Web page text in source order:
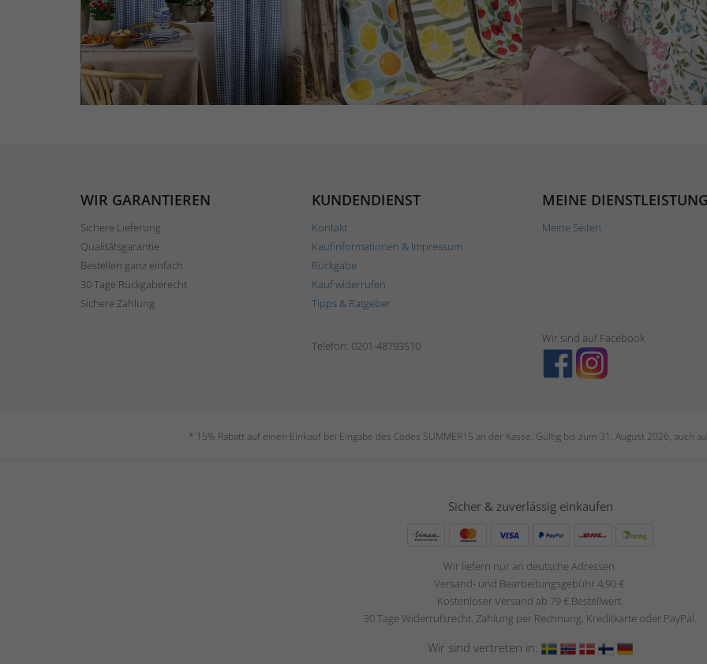
WIR GARANTIEREN
Sichere Lieferung
Qualitätsgarantie
Bestellen ganz einfach
30 Tage Rückgaberecht
Sichere Zahlung
KUNDENDIENST
Kontakt
Kaufinformationen & Impressum
Rückgabe
Kauf widerrufen
Tipps & Ratgeber
MEINE
Meine Seiten
Telefon: 0201-48793510
Wir sind auf Facebook
* 15% Rabatt auf einen Einkauf bei Eingabe des Codes SUMMER15 an der Kasse. Gültig bis zum 31. August 2026, auch
Sicher & zuverlässig einkaufen
Wir liefern nur an deutsche Adressen.
Versand- und Bearbeitungsgebühr 4,90 €.
Kostenloser Versand ab 79 € Bestellwert.
30 Tage Widerrufsrecht. Zahlung per Rechnung, Kreditkarte oder PayPal.
Wir sind vertreten in: